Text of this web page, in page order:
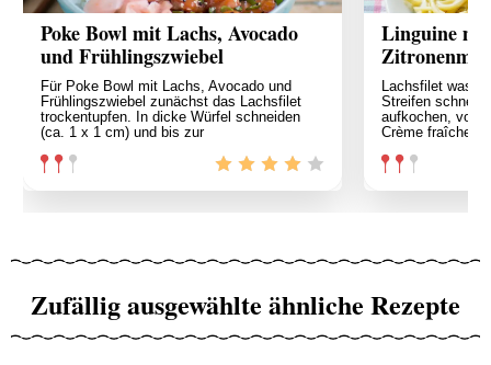
Poke Bowl mit Lachs, Avocado
und Frühlingszwiebel
Für Poke Bowl mit Lachs, Avocado und
Frühlingszwiebel zunächst das Lachsfilet
trockentupfen. In dicke Würfel schneiden
(ca. 1 x 1 cm) und bis zur
Linguine
Lachsfilet
Streifen
aufkochen, vom
Crème fraîche
Zufällig ausgewählte ähnliche Rezepte